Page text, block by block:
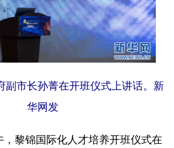
副市长孙菁在开班仪式上讲话。新
华网发
黎锦国际化人才培养开班仪式在